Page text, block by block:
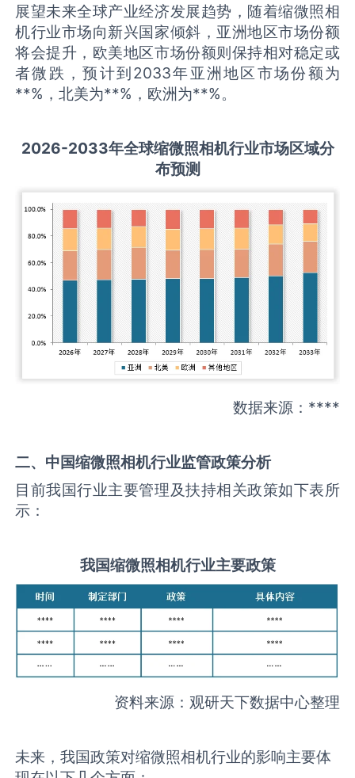
展望未来全球产业经济发展趋势，随着缩微照相
机行业市场向新兴国家倾斜，亚洲地区市场份额
将会提升，欧美地区市场份额则保持相对稳定或
者微跌，预计到2033年亚洲地区市场份额为
**%，北美为**%，欧洲为**%。
2026-2033年全球缩微照相机行业市场区域分
布预测
数据来源：****
二、中国缩微照相机行业监管政策分析
目前我国行业主要管理及扶持相关政策如下表所
示：
我国缩微照相机行业主要政策
资料来源：观研天下数据中心整理
未来，我国政策对缩微照相机行业的影响主要体